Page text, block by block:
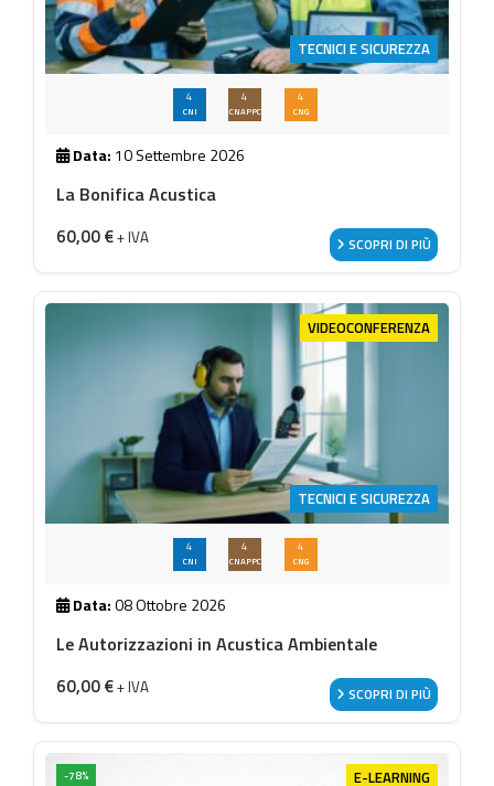
TECNICI E SICUREZZA
4
CNI
4
CNAPPC
4
CNG
Data: 10 Settembre 2026
La Bonifica Acustica
60,00€+ IVA SCOPRI DI PIÙ
VIDEOCONFERENZA
TECNICI E SICUREZZA
4
CNI
4
CNAPPC
4
CNG
Data:08 Ottobre 2026
Le Autorizzazioni in Acustica Ambientale
60,00€+ IVA SCOPRI DI PIÙ
-78% E-LEARNING